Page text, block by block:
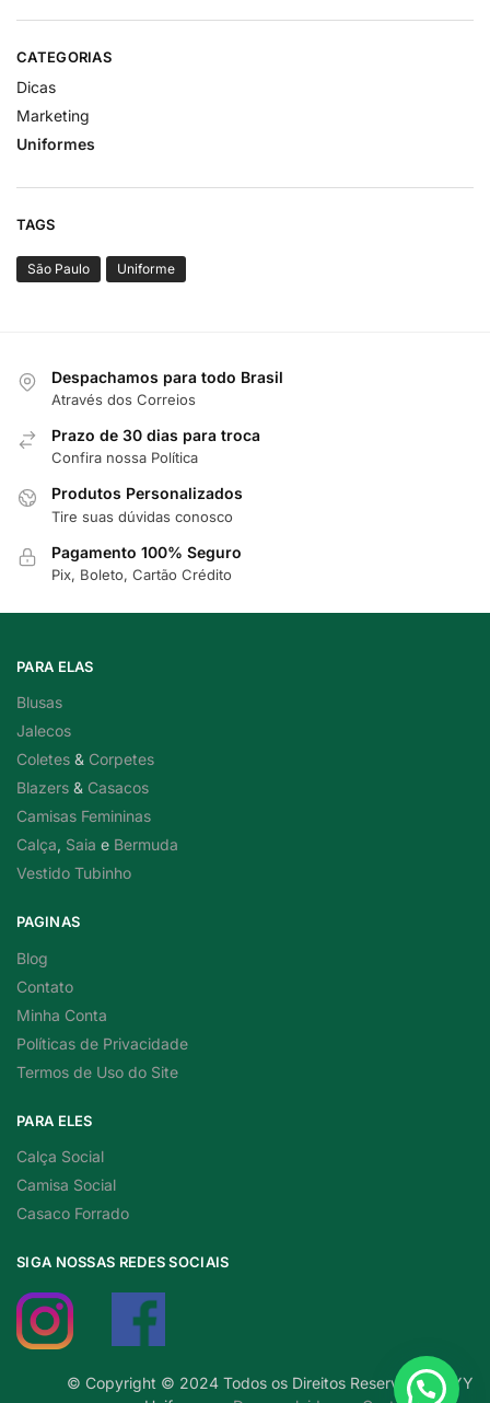
CATEGORIAS
Dicas
Marketing
Uniformes
TAGS
São Paulo Uniforme
Despachamos para todo Brasil
Através dos Correios
Prazo de 30 dias para troca
Confira nossa Política
Produtos Personalizados
Tire suas dúvidas conosco
Pagamento 100% Seguro
Pix, Boleto, Cartão Crédito
PARA ELAS
Blusas
Jalecos
Coletes & Corpetes
Blazers & Casacos
Camisas Femininas
Calça, Saia e Bermuda
Vestido Tubinho
PAGINAS
Blog
Contato
Minha Conta
Políticas de Privacidade
Termos de Uso do Site
PARA ELES
Calça Social
Camisa Social
Casaco Forrado
SIGA NOSSAS REDES SOCIAIS
© Copyright © 2024 Todos os Direitos Reservados a YY